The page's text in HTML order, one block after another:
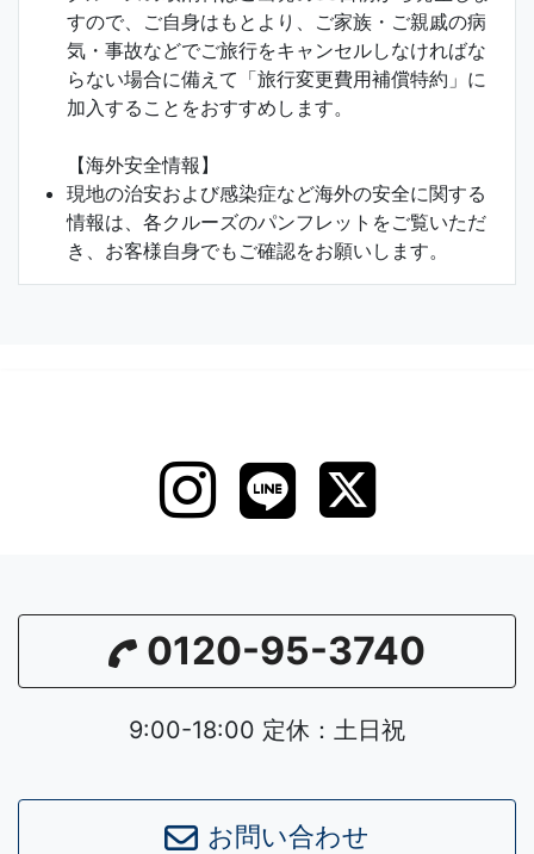
すので、ご自身はもとより、ご家族・ご親戚の病
気・事故などでご旅行をキャンセルしなければな
らない場合に備えて「旅行変更費用補償特約」に
加入することをおすすめします。
【海外安全情報】
現地の治安および感染症など海外の安全に関する
情報は、各クルーズのパンフレットをご覧いただ
き、お客様自身でもご確認をお願いします。
0120-95-3740
9:00-18:00 定休：土日祝
お問い合わせ